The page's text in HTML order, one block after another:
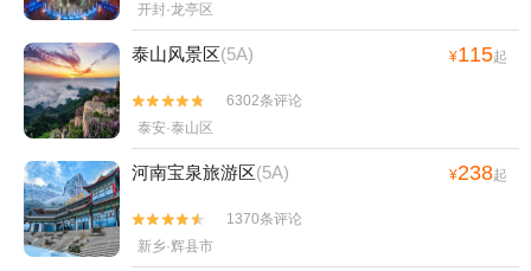
开封·龙亭区
泰山风景区(5A) ¥115起


6302条评论
泰安·泰山区
河南宝泉旅游区(5A) ¥238起


1370条评论
新乡·辉县市